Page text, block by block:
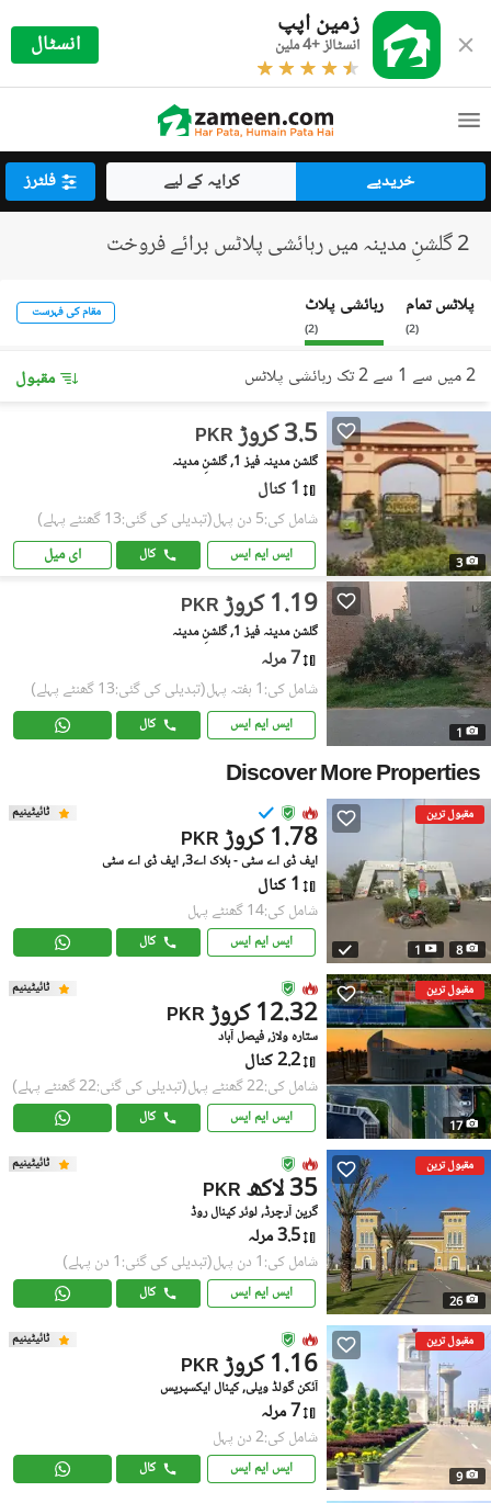
زمین اپپ
انسٹالز +4 ملین انسٹال
خریدیے کرایہ کے لیے فلٹرز
2 گلشنِ مدینہ میں رہائشی پلاٹس برائے فروخت
پلاٹس تمام
(
2
)
رہائشی پلاٹ
(
2
)
مقام کی فہرست
2 میں سے 1 سے 2 تک رہائشی پلاٹس مقبول
3
PKR 3.5 کروڑ
گلشن مدینہ فیز 1, گلشنِ مدینہ
1 کنال
شامل کی:5 دن پہل (تبدیلی کی گئی:13 گھنٹے پہلے)
ایس ایم ایس کال ای میل
1
PKR 1.19 کروڑ
گلشن مدینہ فیز 1, گلشنِ مدینہ
7 مرلہ
شامل کی:1 ہفتہ پہل (تبدیلی کی گئی:13 گھنٹے پہلے)
ایس ایم ایس کال
Discover More Properties
مقبول ترین
8
1
ٹائیٹینیم
PKR 1.78 کروڑ
ایف ڈی اے سٹی - بلاک اے3, ایف ڈی اے سٹی
1 کنال
شامل کی:14 گھنٹے پہل
ایس ایم ایس کال
مقبول ترین
17
ٹائیٹینیم
PKR 12.32 کروڑ
ستارہ ولاز, فیصل آباد
2.2 کنال
شامل کی:22 گھنٹے پہل (تبدیلی کی گئی:22 گھنٹے پہلے)
ایس ایم ایس کال
مقبول ترین
26
ٹائیٹینیم
PKR 35 لاکھ
گرین آرچرڈ, لوئر کینال روڈ
3.5 مرلہ
شامل کی:1 دن پہل (تبدیلی کی گئی:1 دن پہلے)
ایس ایم ایس کال
مقبول ترین
9
ٹائیٹینیم
PKR 1.16 کروڑ
آئکن گولڈ ویلی, کینال ایکسپریس
7 مرلہ
شامل کی:2 دن پہل
ایس ایم ایس کال